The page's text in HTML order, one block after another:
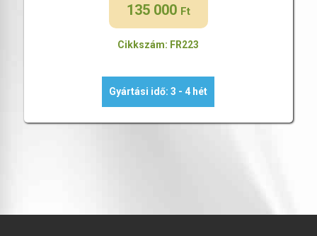
135 000 Ft
Cikkszám: FR223
Gyártási idő: 3 - 4 hét